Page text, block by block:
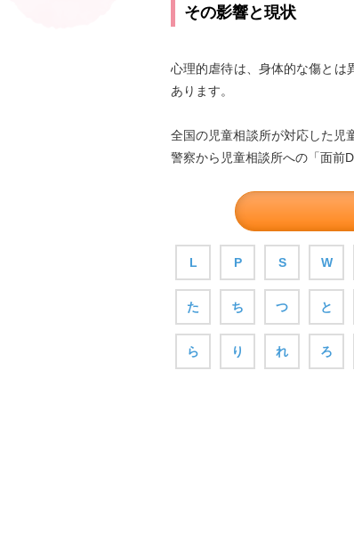
その影響と現状
心理的虐待は、身体的な傷とは
あります。
全国の児童相談所が対応した児
警察から児童相談所への「面前
L P S W
た ち つ と
ら り れ ろ